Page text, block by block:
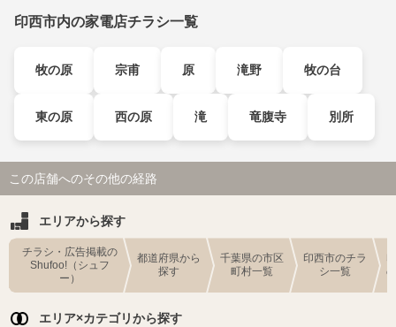
印西市内の家電店チラシ一覧
牧の原 宗甫 原 滝野 牧の台
東の原 西の原 滝 竜腹寺 別所
この店舗へのその他の経路
エリアから探す
チラシ・広告掲載の
Shufoo!（シュフ
ー）
都道府県から
探す
千葉県の市区
町村一覧
印西市のチラ
シ一覧
エリア×カテゴリから探す